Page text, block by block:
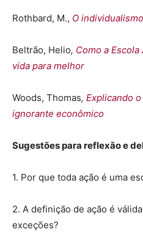
Rothbard, M., O
Beltrão, Helio, Como a
vida para melhor
Woods, Thomas, Explicando
ignorante econômico
Sugestões para reflexão e
1. Por que toda ação é uma
2. A definição de ação é
exceções?